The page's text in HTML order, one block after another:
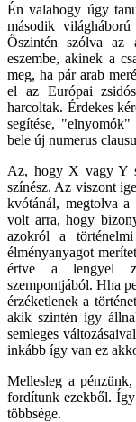
Én valahogy úgy
második
Őszintén szólva
eszembe, akinek a
meg, ha pár arab
el az Európai
harcoltak. Érdekes
segítése, "elnyomók"
bele új numerus
Az, hogy X vagy Y
színész. Az viszont
kvótánál, megtolva a
volt arra, hogy
azokról a
élményanyagot
értve a lengyel
szempontjából. Hha
érzéketlenek a
akik szintén így
semleges
inkább így van ez
Mellesleg a
fordítunk ezekből.
többsége.